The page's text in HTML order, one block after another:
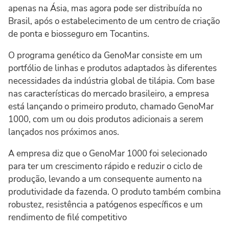
apenas na Ásia, mas agora pode ser distribuída no
Brasil, após o estabelecimento de um centro de criação
de ponta e biosseguro em Tocantins.
O programa genético da GenoMar consiste em um
portfólio de linhas e produtos adaptados às diferentes
necessidades da indústria global de tilápia. Com base
nas características do mercado brasileiro, a empresa
está lançando o primeiro produto, chamado GenoMar
1000, com um ou dois produtos adicionais a serem
lançados nos próximos anos.
A empresa diz que o GenoMar 1000 foi selecionado
para ter um crescimento rápido e reduzir o ciclo de
produção, levando a um consequente aumento na
produtividade da fazenda. O produto também combina
robustez, resistência a patógenos específicos e um
rendimento de filé competitivo